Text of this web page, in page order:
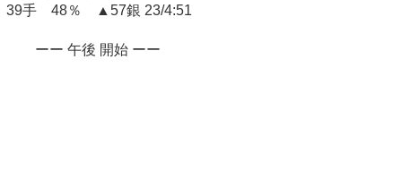
39手 48％ ▲57銀 23/4:51
ーー 午後 開始 ーー